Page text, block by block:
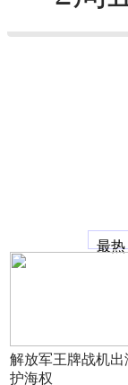
最热
解放军王牌战机出
护海权